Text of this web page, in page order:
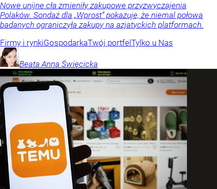
Nowe unijne cła zmieniły zakupowe przyzwyczajenia
Polaków. Sondaż dla „Wprost” pokazuje, że niemal połowa
badanych ograniczyła zakupy na azjatyckich platformach.
Firmy i rynkiGospodarkaTwój portfel Tylko u Nas
Beata Anna Święcicka